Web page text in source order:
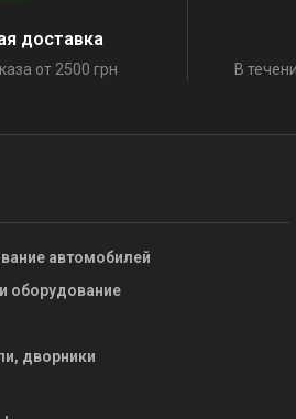
доставка
от 2500 грн В
автомобилей
оборудование
дворники